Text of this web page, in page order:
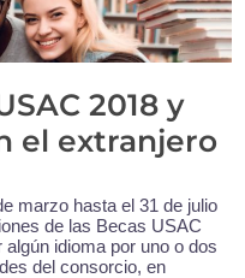
2018 y
el extranjero
marzo hasta el 31 de julio
de las Becas USAC
idioma por uno o dos
del consorcio, en